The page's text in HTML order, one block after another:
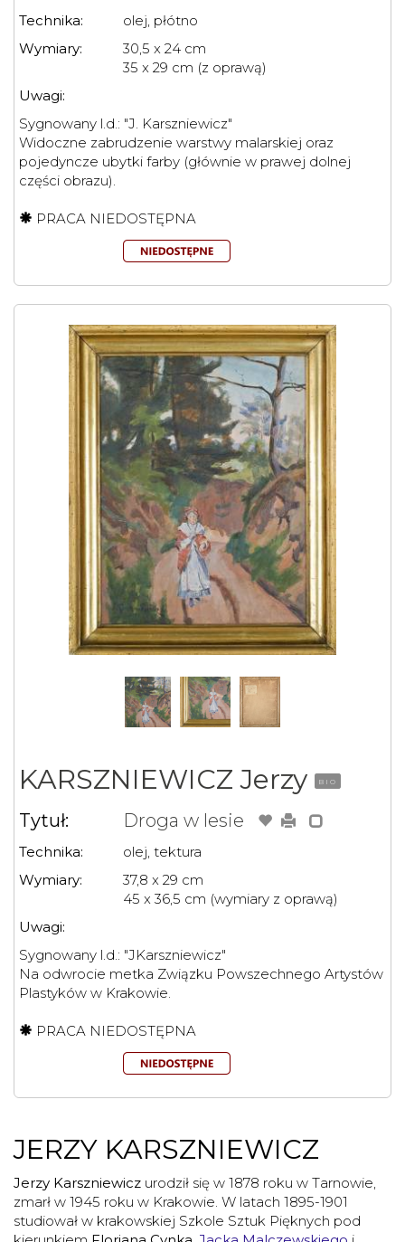
Technika:
olej, płótno
Wymiary:
30,5 x 24 cm
35 x 29 cm (z oprawą)
Uwagi:
Sygnowany l.d.: "J. Karszniewicz"
Widoczne zabrudzenie warstwy malarskiej oraz
pojedyncze ubytki farby (głównie w prawej dolnej
części obrazu).
PRACA NIEDOSTĘPNA
KARSZNIEWICZ Jerzy BIO
Tytuł: Droga w lesie
Technika:
olej, tektura
Wymiary:
37,8 x 29 cm
45 x 36,5 cm (wymiary z oprawą)
Uwagi:
Sygnowany l.d.: "JKarszniewicz"
Na odwrocie metka Związku Powszechnego Artystów
Plastyków w Krakowie.
PRACA NIEDOSTĘPNA
JERZY KARSZNIEWICZ
Jerzy Karszniewicz urodził się w 1878 roku w Tarnowie,
zmarł w 1945 roku w Krakowie. W latach 1895-1901
studiował w krakowskiej Szkole Sztuk Pięknych pod